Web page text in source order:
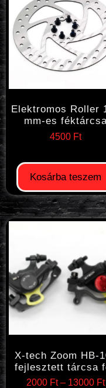
Elektromos Roller
mm-es
4500 Ft
Kosárba teszem
X-tech Zoom HB-
fejlesztett tárcsa
2000 Ft – 13000 Ft